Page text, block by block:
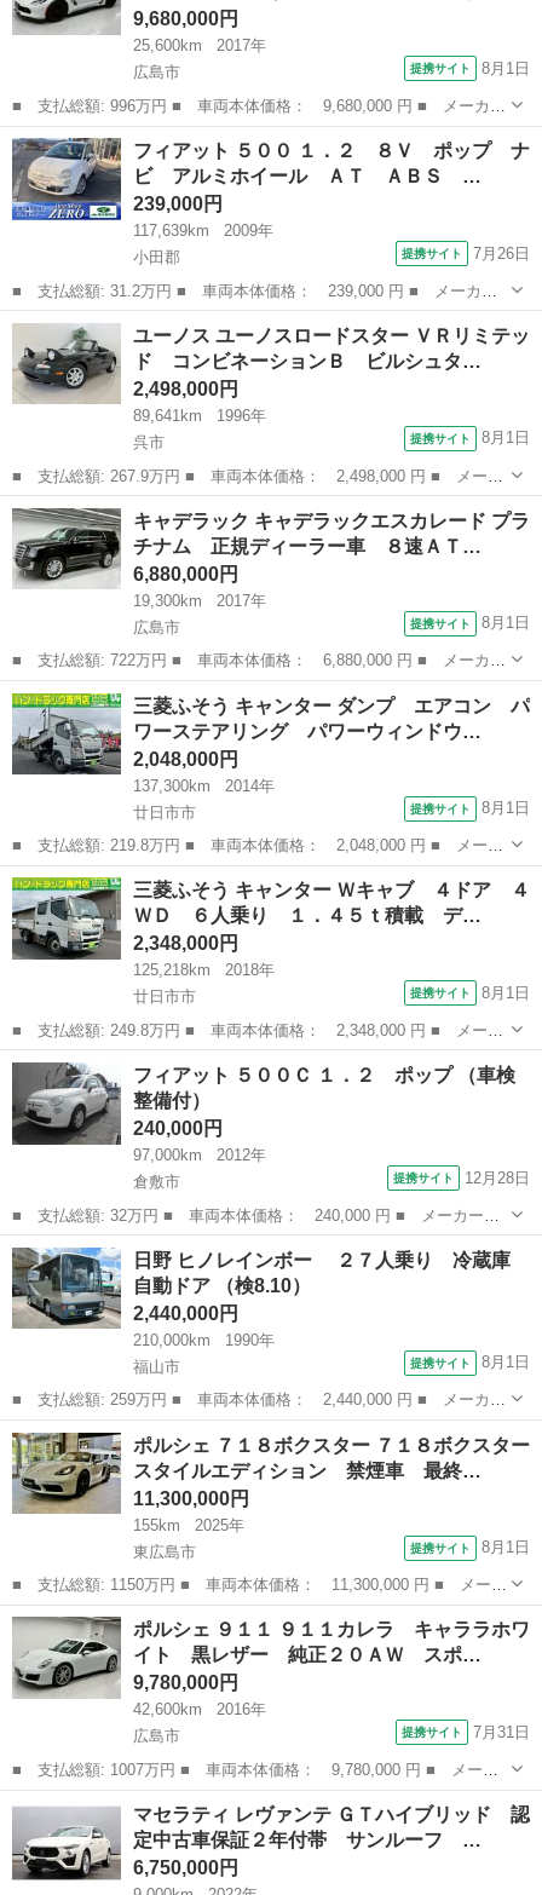
9,680,000円
25,600km
2017年
広島市
提携サイト 8月1日
■ 支払総額: 996万円 ■ 車両本体価格： 9,680,000 円 ■ メーカー
名： シボレー ■ 車種名： シボレーコルベット ■ グレード
名： グランスポーツ ３ＬＴ 正規ディーラー車 茶レザー Ａｐ
ｐｌｅ Ｃａｒ...
広島 広島市
フィアット ５００ １．２ ８Ｖ ポップ ナ
ビ アルミホイール ＡＴ ＡＢＳ …
239,000円
117,639km
2009年
小田郡
提携サイト 7月26日
■ 支払総額: 31.2万円 ■ 車両本体価格： 239,000 円 ■ メーカー
名： フィアット ■ 車種名： ５００ ■ グレード名： １．２
８Ｖ ポップ ナビ アルミホイール ＡＴ ＡＢＳ ＣＤ エアコ
ン パワース...
岡山 小田郡
ユーノス ユーノスロードスター ＶＲリミテッ
ド コンビネーションＢ ビルシュタ…
2,498,000円
89,641km
1996年
呉市
提携サイト 8月1日
■ 支払総額: 267.9万円 ■ 車両本体価格： 2,498,000 円 ■ メーカ
ー名： ユーノス ■ 車種名： ユーノスロードスター ■ グレード
名： ＶＲリミテッド コンビネーションＢ ビルシュタインサスペ
ンション...
広島 呉市 その他
キャデラック キャデラックエスカレード プラ
チナム 正規ディーラー車 ８速ＡＴ…
6,880,000円
19,300km
2017年
広島市
提携サイト 8月1日
■ 支払総額: 722万円 ■ 車両本体価格： 6,880,000 円 ■ メーカー
名： キャデラック ■ 車種名： キャデラックエスカレード ■ グ
レード名： プラチナム 正規ディーラー車 ８速ＡＴ 黒レザー
純正２２Ａ...
広島 広島市 その他
三菱ふそう キャンター ダンプ エアコン パ
ワーステアリング パワーウィンドウ…
2,048,000円
137,300km
2014年
廿日市市
提携サイト 8月1日
■ 支払総額: 219.8万円 ■ 車両本体価格： 2,048,000 円 ■ メーカ
ー名： 三菱ふそう ■ 車種名： キャンター ■ グレード名： ダ
ンプ エアコン パワーステアリング パワーウィンドウ ＡＢＳ
エアバッ...
広島 廿日市市 その他
三菱ふそう キャンター Ｗキャブ ４ドア ４
ＷＤ ６人乗り １．４５ｔ積載 デ…
2,348,000円
125,218km
2018年
廿日市市
提携サイト 8月1日
■ 支払総額: 249.8万円 ■ 車両本体価格： 2,348,000 円 ■ メーカ
ー名： 三菱ふそう ■ 車種名： キャンター ■ グレード名： Ｗ
キャブ ４ドア ４ＷＤ ６人乗り １．４５ｔ積載 ディーゼルタ
ーボ 車...
広島 廿日市市 その他
フィアット ５００Ｃ １．２ ポップ （車検
整備付）
240,000円
97,000km
2012年
倉敷市
提携サイト 12月28日
■ 支払総額: 32万円 ■ 車両本体価格： 240,000 円 ■ メーカー
名： フィアット ■ 車種名： ５００Ｃ ■ グレード名： １．
２ ポップ ■ 排気量： 1200cc ■ ドア枚数： 3D ■ ミッショ
ン： ...
岡山 倉敷市 その他
日野 ヒノレインボー ２７人乗り 冷蔵庫
自動ドア （検8.10）
2,440,000円
210,000km
1990年
福山市
提携サイト 8月1日
■ 支払総額: 259万円 ■ 車両本体価格： 2,440,000 円 ■ メーカー
名： 日野 ■ 車種名： ヒノレインボー ■ グレード名： ２７
人乗り 冷蔵庫 自動ドア ■ 排気量： 7500cc ■ ドア枚数： 1...
広島 福山市
ポルシェ ７１８ボクスター ７１８ボクスター
スタイルエディション 禁煙車 最終…
11,300,000円
155km
2025年
東広島市
提携サイト 8月1日
■ 支払総額: 1150万円 ■ 車両本体価格： 11,300,000 円 ■ メーカ
ー名： ポルシェ ■ 車種名： ７１８ボクスター ■ グレード
名： ７１８ボクスタースタイルエディション 禁煙車 最終型 電
動オープン ...
広島 東広島市 その他
ポルシェ ９１１ ９１１カレラ キャララホワ
イト 黒レザー 純正２０ＡＷ スポ…
9,780,000円
42,600km
2016年
広島市
提携サイト 7月31日
■ 支払総額: 1007万円 ■ 車両本体価格： 9,780,000 円 ■ メーカ
ー名： ポルシェ ■ 車種名： ９１１ ■ グレード名： ９１１カ
レラ キャララホワイト 黒レザー 純正２０ＡＷ スポーツクロノ
パッケージ...
マセラティ レヴァンテ ＧＴハイブリッド 認
定中古車保証２年付帯 サンルーフ …
6,750,000円